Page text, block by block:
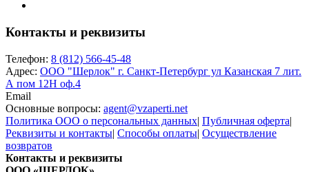
Контакты и реквизиты
Телефон: 8 (812) 566-45-48
Адрес: ООО "Шерлок" г. Санкт-Петербург ул Казанская 7 лит.
А пом 12Н оф.4
Email
Основные вопросы: agent@vzaperti.net
Политика ООО о персональных данных| Публичная оферта|
Реквизиты и контакты| Способы оплаты| Осуществление
возвратов
Контакты и реквизиты